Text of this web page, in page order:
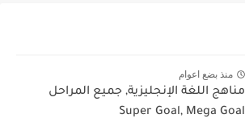
منذ بضع اعوام
مناهج اللغة الإنجليزية, جميع المراحل
Super Goal, Mega Goal